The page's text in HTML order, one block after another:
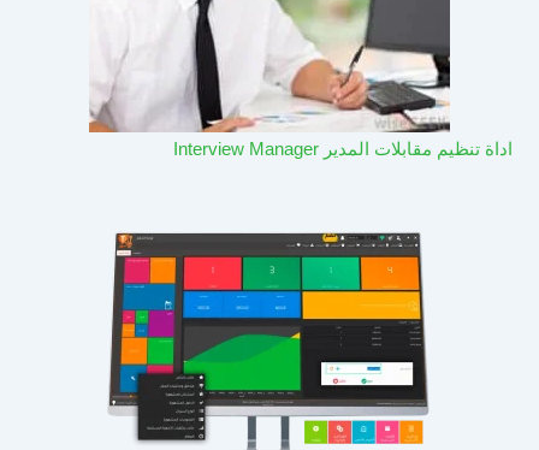
اداة تنظيم مقابلات المدير Interview Manager